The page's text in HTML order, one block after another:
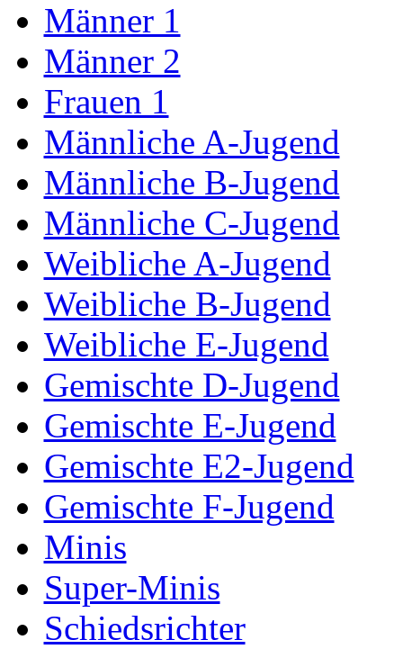
Männer 1
Männer 2
Frauen 1
Männliche A-Jugend
Männliche B-Jugend
Männliche C-Jugend
Weibliche A-Jugend
Weibliche B-Jugend
Weibliche E-Jugend
Gemischte D-Jugend
Gemischte E-Jugend
Gemischte E2-Jugend
Gemischte F-Jugend
Minis
Super-Minis
Schiedsrichter